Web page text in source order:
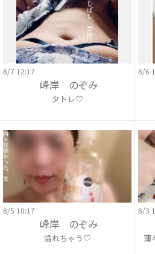
8/7 12:17
峰岸 のぞみ
夕トレ♡
8/6
8/5 10:17
峰岸 のぞみ
溢れちゃう♡
8/3
薄